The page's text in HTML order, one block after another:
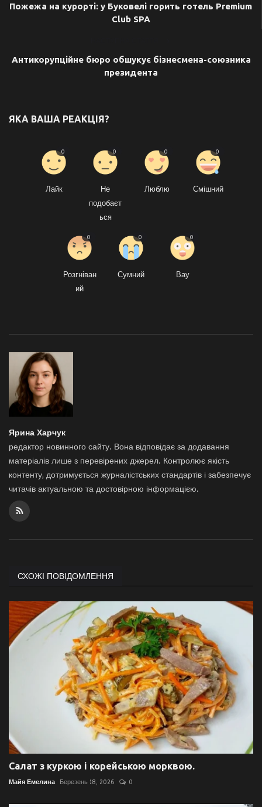
Пожежа на курорті: у Буковелі горить готель Premium
Club SPA
Антикорупційне бюро обшукує бізнесмена-союзника
президента
ЯКА ВАША РЕАКЦІЯ?
Лайк
0
Не
подобаєт
ься
0
Люблю
0
Смішний
0
Розгніван
ий
0
Сумний
0
Вау
0
Ярина Харчук
редактор новинного сайту. Вона відповідає за додавання
матеріалів лише з перевірених джерел. Контролює якість
контенту, дотримується журналістських стандартів і забезпечує
читачів актуальною та достовірною інформацією.
СХОЖІ ПОВІДОМЛЕННЯ
Салат з куркою і корейською морквою.
Майя Емелина Березень 18, 2026 0